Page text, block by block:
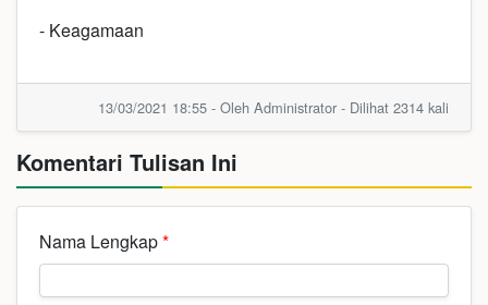
- Keagamaan
13/03/2021 18:55 - Oleh Administrator - Dilihat 2314 kali
Komentari Tulisan Ini
Nama Lengkap*